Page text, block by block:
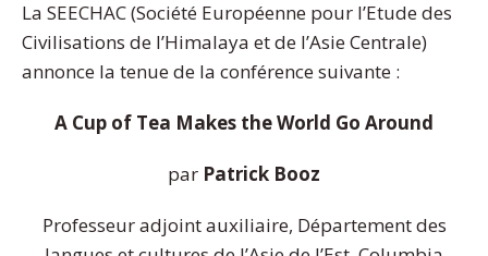
La SEECHAC (Société Européenne pour l’Etude des
Civilisations de l’Himalaya et de l’Asie Centrale)
annonce la tenue de la conférence suivante :
A Cup of Tea Makes the World Go Around
par Patrick Booz
Professeur adjoint auxiliaire, Département des